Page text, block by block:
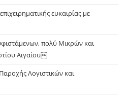
ευκαιρίας με
πολύ Μικρών και
Αιγαίου￼
Λογιστικών και